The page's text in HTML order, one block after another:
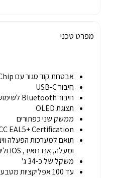
מפרט טכני
אבטחת קוד סגור עם Dual Security Chip
חיבור USB-C
חיבור Bluetooth לשימוש מובייל
תצוגת OLED
ממשק שני כפתורים
CC EAL5+ Certification
ומעלה, אנדרואיד, iOS ולינוקס.
משקל של כ-34 ג'
עד 100 אפליקציות מטבע שונות במקביל